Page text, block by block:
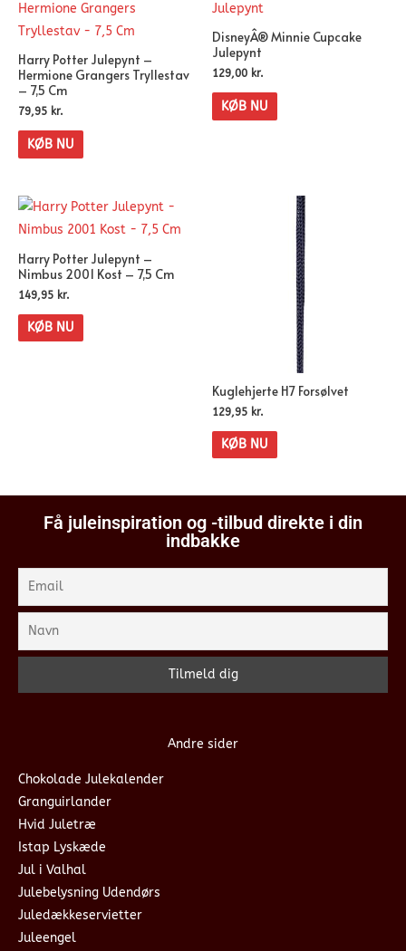
Harry Potter Julepynt –
Hermione Grangers Tryllestav
– 7,5 Cm
79,95 kr.
KØB NU
DisneyÂ® Minnie Cupcake
Julepynt
129,00 kr.
KØB NU
Harry Potter Julepynt –
Nimbus 2001 Kost – 7,5 Cm
149,95 kr.
KØB NU
Kuglehjerte H7 Forsølvet
129,95 kr.
KØB NU
Få juleinspiration og -tilbud direkte i din
indbakke
Andre sider
Chokolade Julekalender
Granguirlander
Hvid Juletræ
Istap Lyskæde
Jul i Valhal
Julebelysning Udendørs
Juledækkeservietter
Juleengel